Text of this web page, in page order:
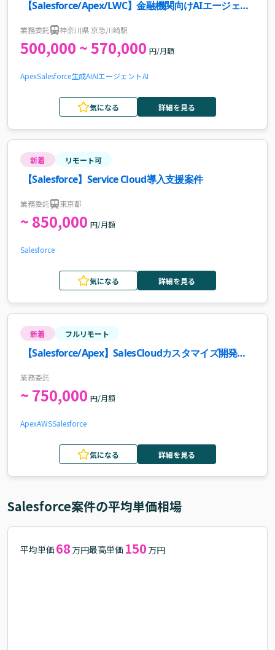
【Salesforce/Apex/LWC】金融機関向けAIエージェン
業務委託 神奈川県 京急川崎駅
500,000 ~ 570,000 円/月額
ApexSalesforce生成AIAIエージェントAI
気になる 詳細を見る
新着 リモート可
【Salesforce】Service Cloud導入支援案件
業務委託 東京都
~ 850,000 円/月額
Salesforce
気になる 詳細を見る
新着 フルリモート
【Salesforce/Apex】SalesCloudカスタマイズ開発案
業務委託
~ 750,000 円/月額
ApexAWSSalesforce
気になる 詳細を見る
Salesforce案件の平均単価相場
平均単価 68 万円最高単価 150 万円